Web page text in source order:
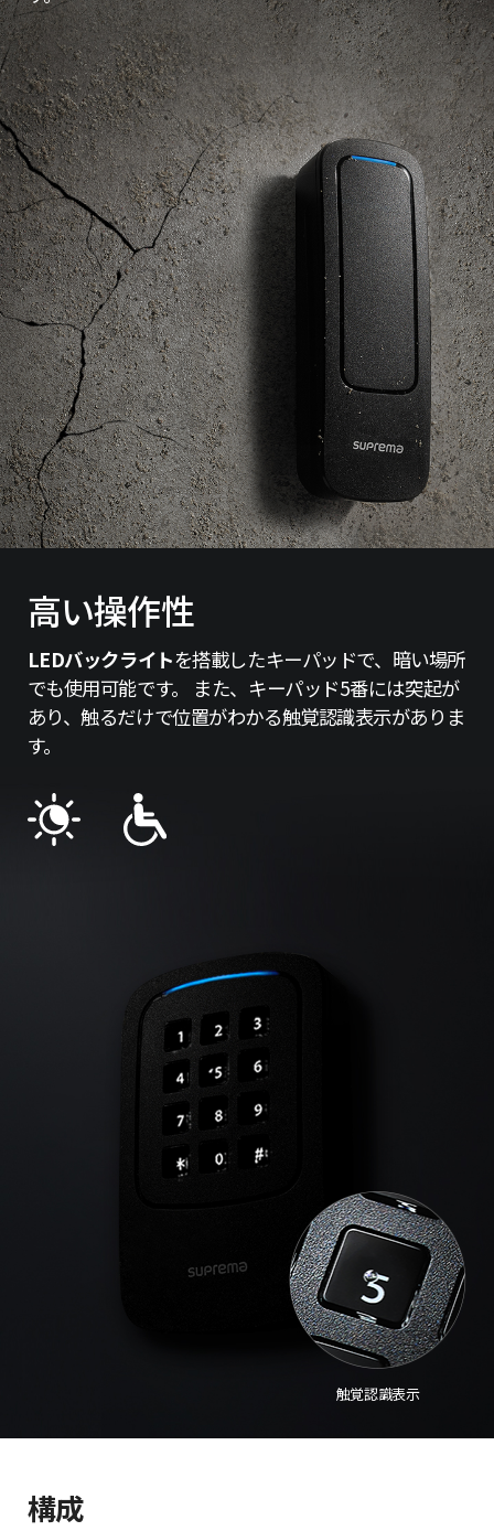
高い操作性
LEDバックライトを搭載したキーパッドで、暗い場所
でも使用可能です。 また、キーパッド5番には突起が
あり、触るだけで位置がわかる触覚認識表示がありま
す。
触覚認識表示
構成